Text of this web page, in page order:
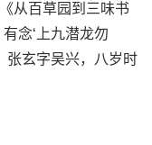
从百草园到三味书
念‘上九潜龙勿
张玄字吴兴，八岁时